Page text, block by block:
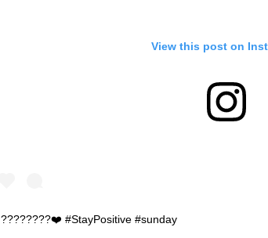
View this post on
????????❤️ #StayPositive #sunday